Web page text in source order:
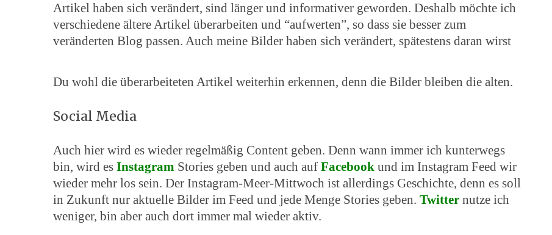
Artikel haben sich verändert, sind länger und informativer geworden. Deshalb möchte ich
verschiedene ältere Artikel überarbeiten und “aufwerten”, so dass sie besser zum
veränderten Blog passen. Auch meine Bilder haben sich verändert, spätestens daran wirst
Du wohl die überarbeiteten Artikel weiterhin erkennen, denn die Bilder bleiben die alten.
Social Media
Auch hier wird es wieder regelmäßig Content geben. Denn wann immer ich kunterwegs
bin, wird es Instagram Stories geben und auch auf Facebook und im Instagram Feed wir
wieder mehr los sein. Der Instagram-Meer-Mittwoch ist allerdings Geschichte, denn es soll
in Zukunft nur aktuelle Bilder im Feed und jede Menge Stories geben. Twitter nutze ich
weniger, bin aber auch dort immer mal wieder aktiv.